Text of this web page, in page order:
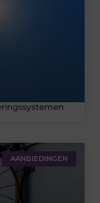
AANBIEDINGEN